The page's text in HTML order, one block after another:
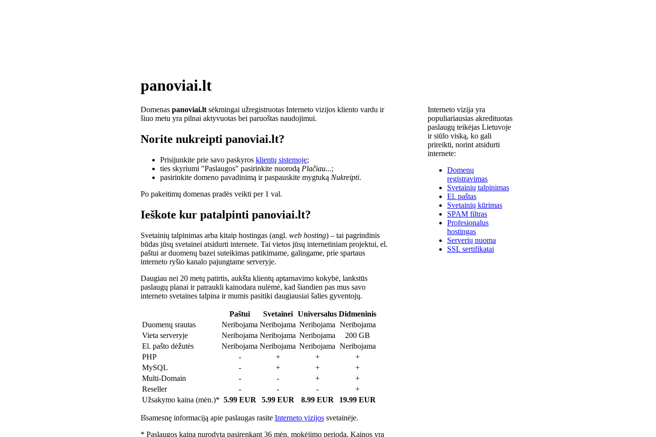
panoviai.lt
Domenas panoviai.lt sėkmingai užregistruotas Interneto vizijos kliento vardu ir
šiuo metu yra pilnai aktyvuotas bei paruoštas naudojimui.
Norite nukreipti panoviai.lt?
Prisijunkite prie savo paskyros klientų sistemoje;
ties skyriumi "Paslaugos" pasirinkite nuorodą Plačiau...;
pasirinkite domeno pavadinimą ir paspauskite mygtuką Nukreipti.
Po pakeitimų domenas pradės veikti per 1 val.
Ieškote kur patalpinti panoviai.lt?
Svetainių talpinimas arba kitaip hostingas (angl. web hosting) – tai pagrindinis
būdas jūsų svetainei atsidurti internete. Tai vietos jūsų internetiniam projektui, el.
paštui ar duomenų bazei suteikimas patikimame, galingame, prie spartaus
interneto ryšio kanalo pajungtame serveryje.
Daugiau nei 20 metų patirtis, aukšta klientų aptarnavimo kokybė, lankstūs
paslaugų planai ir patraukli kainodara nulėmė, kad šiandien pas mus savo
interneto svetaines talpina ir mumis pasitiki daugiausiai šalies gyventojų.
Paštui Svetainei Universalus Didmeninis
Duomenų srautas
Neribojama Neribojama Neribojama Neribojama
Vieta serveryje
Neribojama Neribojama Neribojama
200 GB
El. pašto dėžutės
Neribojama Neribojama Neribojama Neribojama
PHP
- + +
+
MySQL
- + +
+
Multi-Domain
- - +
+
Reseller
- - -
+
Užsakymo kaina (mėn.)* 5.99 EUR 5.99 EUR 8.99 EUR 19.99 EUR
Išsamesnę informaciją apie paslaugas rasite Interneto vizijos svetainėje.
* Paslaugos kaina nurodyta pasirenkant 36 mėn. mokėjimo periodą. Kainos yra
Interneto vizija yra
populiariausias akredituotas
paslaugų teikėjas Lietuvoje
ir siūlo viską, ko gali
prireikti, norint atsidurti
internete:
Domenų
registravimas
Svetainių talpinimas
El. paštas
Svetainių kūrimas
SPAM filtras
Profesionalus
hostingas
Serverių nuoma
SSL sertifikatai